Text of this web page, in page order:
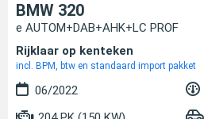
BMW 320
e AUTOM+DAB+AHK+LC PROF
Rijklaar op kenteken
incl. BPM, btw en standaard import pakket
06/2022